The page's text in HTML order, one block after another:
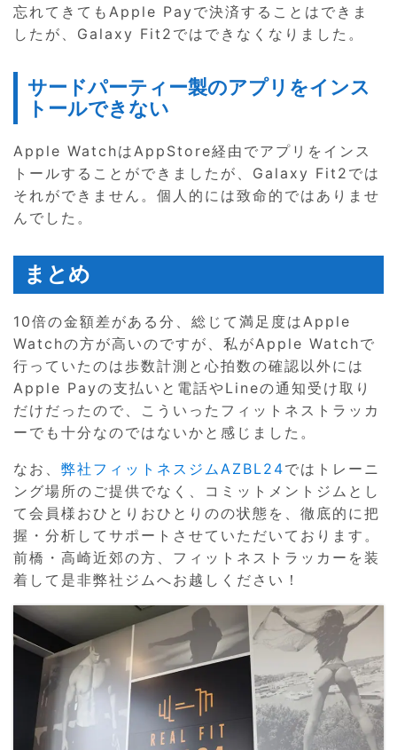
忘れてきてもApple Payで決済することはできま
したが、Galaxy Fit2ではできなくなりました。
サードパーティー製のアプリをインス
トールできない
Apple WatchはAppStore経由でアプリをインス
トールすることができましたが、Galaxy Fit2では
それができません。個人的には致命的ではありませ
んでした。
まとめ
10倍の金額差がある分、総じて満足度はApple
Watchの方が高いのですが、私がApple Watchで
行っていたのは歩数計測と心拍数の確認以外には
Apple Payの支払いと電話やLineの通知受け取り
だけだったので、こういったフィットネストラッカ
ーでも十分なのではないかと感じました。
なお、 弊社フィットネスジムAZBL24ではトレーニ
ング場所のご提供でなく、コミットメントジムとし
て会員様おひとりおひとりのの状態を、徹底的に把
握・分析してサポートさせていただいております。
前橋・高崎近郊の方、フィットネストラッカーを装
着して是非弊社ジムへお越しください！